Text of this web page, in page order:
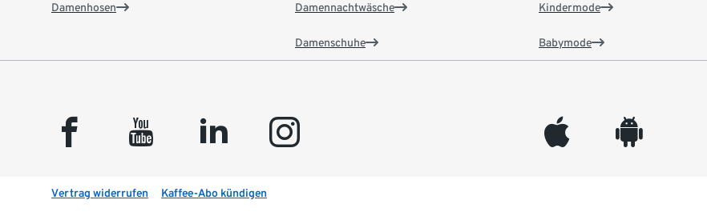
Damenhosen Damennachtwäsche
Damenschuhe
Kindermode
Babymode
facebook youtube linkedin instagram appleinc android
Vertrag widerrufen Kaffee-Abo kündigen